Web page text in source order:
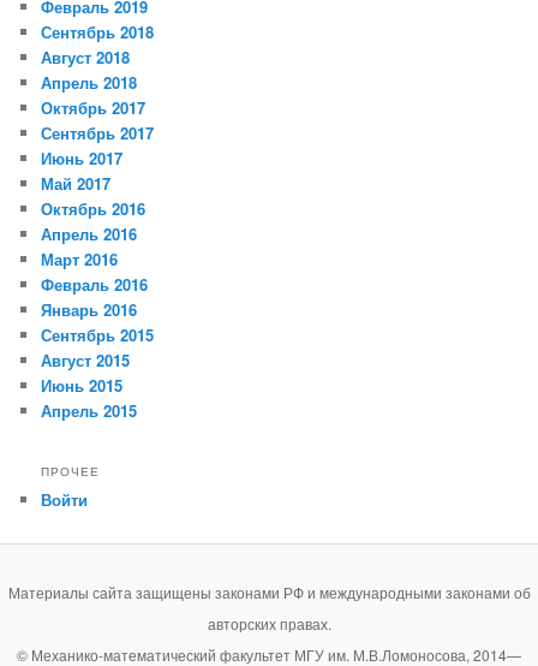
Февраль 2019
Сентябрь 2018
Август 2018
Апрель 2018
Октябрь 2017
Сентябрь 2017
Июнь 2017
Май 2017
Октябрь 2016
Апрель 2016
Март 2016
Февраль 2016
Январь 2016
Сентябрь 2015
Август 2015
Июнь 2015
Апрель 2015
ПРОЧЕЕ
Войти
Материалы сайта защищены законами РФ и международными законами об
авторских правах.
© Механико-математический факультет МГУ им. М.В.Ломоносова, 2014—